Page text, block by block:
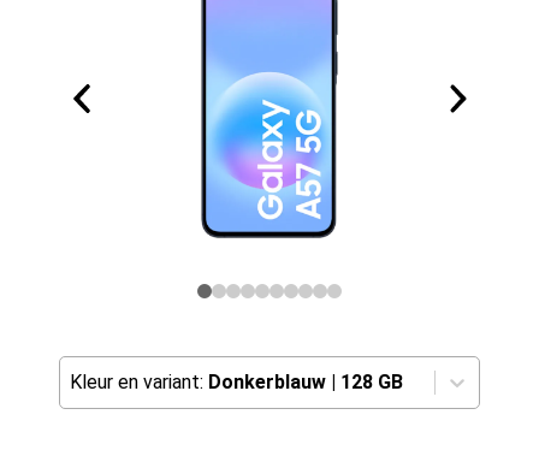
Kleur en variant: Donkerblauw | 128 GB